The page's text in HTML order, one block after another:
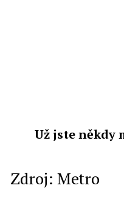
Už jste někdy
Zdroj: Metro